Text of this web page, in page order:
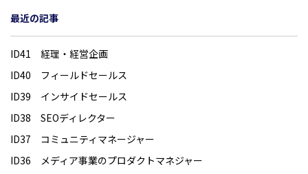
最近の記事
ID41 経理・経営企画
ID40 フィールドセールス
ID39 インサイドセールス
ID38 SEOディレクター
ID37 コミュニティマネージャー
ID36 メディア事業のプロダクトマネジャー